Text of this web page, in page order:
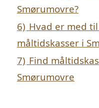
Smørumovre?
6) Hvad er med
måltidskasser i
7) Find
Smørumovre